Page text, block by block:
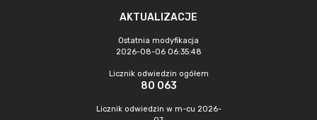
AKTUALIZACJE
Ostatnia modyfikacja
2026-08-06 06:35:48
Licznik odwiedzin ogółem
80 063
Licznik odwiedzin w m-cu 2026-